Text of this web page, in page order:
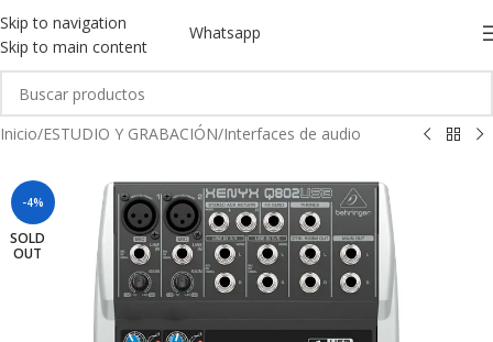
Skip to navigation
Skip to main content
Whatsapp
Inicio/ESTUDIO Y GRABACIÓN/Interfaces de audio
-4%
SOLD
OUT